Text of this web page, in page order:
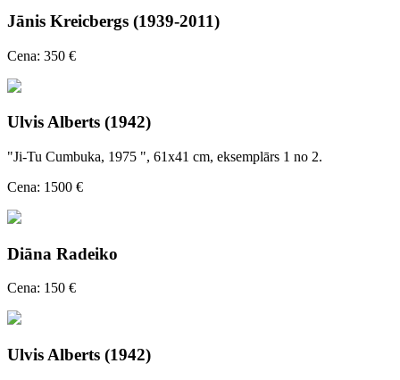
Jānis Kreicbergs (1939-2011)
Cena: 350 €
Ulvis Alberts (1942)
"Ji-Tu Cumbuka, 1975 ", 61x41 cm, eksemplārs 1 no 2.
Cena: 1500 €
Diāna Radeiko
Cena: 150 €
Ulvis Alberts (1942)